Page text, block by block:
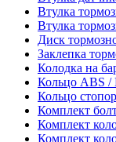
Втулка
Втулка
Диск
Заклепка
Колодка на
Кольцо ABS /
Кольцо
Комплект
Комплект
Комплект